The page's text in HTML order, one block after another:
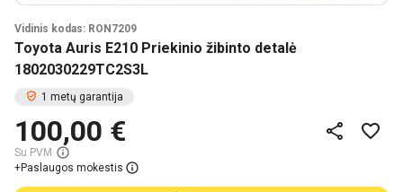
Vidinis kodas: RON7209
Toyota Auris E210 Priekinio žibinto detalė
1802030229TC2S3L
1 metų garantija
100,00 €
Su PVM
+Paslaugos mokestis